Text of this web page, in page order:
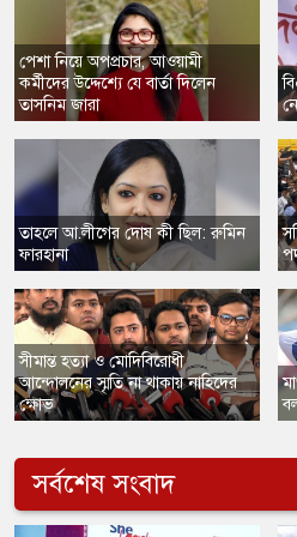
পেশা নিয়ে অপপ্রচার, আওয়ামী
কর্মীদের উদ্দেশ্যে যে বার্তা দিলেন
তাসনিম জারা
তাহলে আ.লীগের দোষ কী ছিল: রুমিন
ফারহানা
সীমান্ত হত্যা ও মোদিবিরোধী
আন্দোলনের স্মৃতি না থাকায় নাহিদের
ক্ষোভ
সর্বশেষ সংবাদ